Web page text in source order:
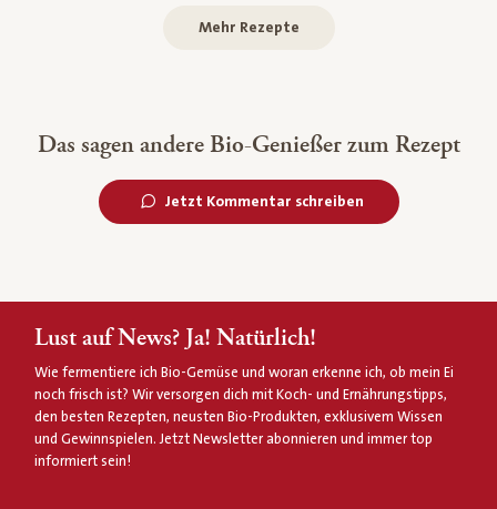
Mehr Rezepte
Das sagen andere Bio-Genießer zum Rezept
Jetzt Kommentar schreiben
Lust auf News? Ja! Natürlich!
Wie fermentiere ich Bio-Gemüse und woran erkenne ich, ob mein Ei
noch frisch ist? Wir versorgen dich mit Koch- und Ernährungstipps,
den besten Rezepten, neusten Bio-Produkten, exklusivem Wissen
und Gewinnspielen. Jetzt Newsletter abonnieren und immer top
informiert sein!